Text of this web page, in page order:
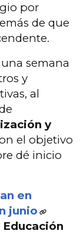
por
de que
semana
y
al
y
el objetivo
dé inicio
en
junio